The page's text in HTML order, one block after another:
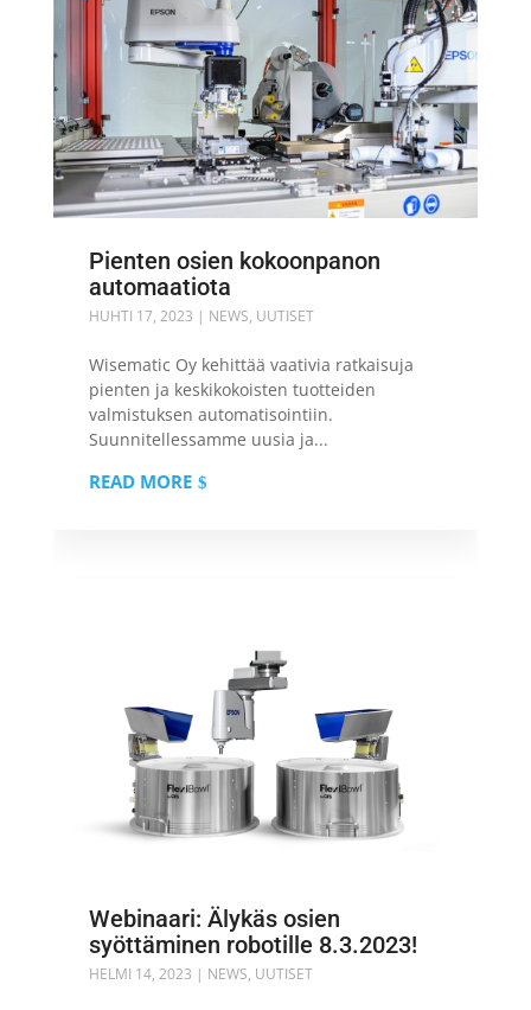
Pienten osien kokoonpanon
automaatiota
HUHTI 17, 2023 | NEWS, UUTISET
Wisematic Oy kehittää vaativia ratkaisuja
pienten ja keskikokoisten tuotteiden
valmistuksen automatisointiin.
Suunnitellessamme uusia ja...
READ MORE
Webinaari: Älykäs osien
syöttäminen robotille 8.3.2023!
HELMI 14, 2023 | NEWS, UUTISET